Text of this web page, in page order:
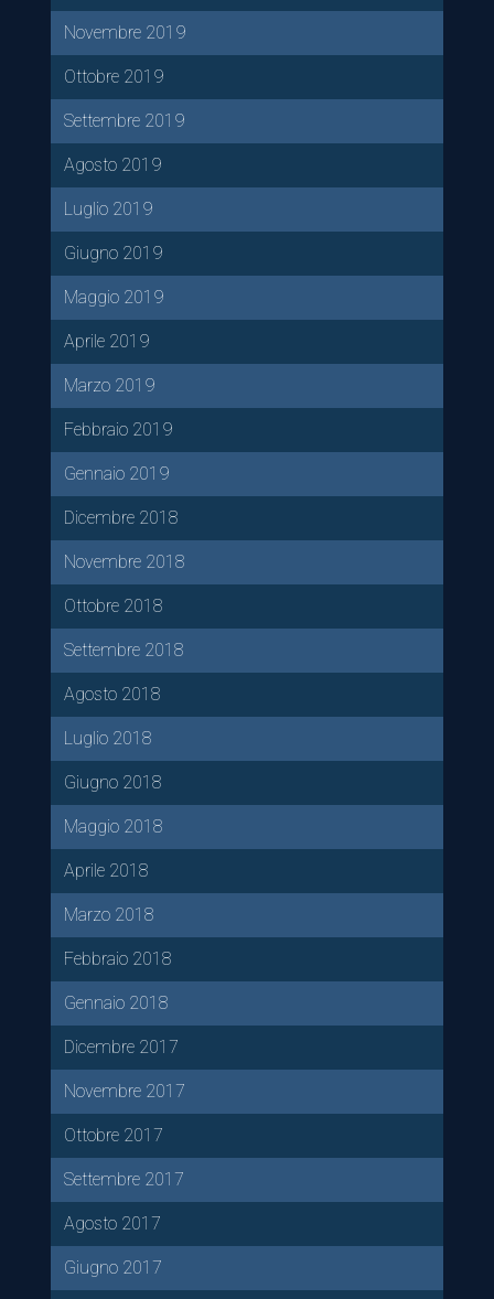
Novembre 2019
Ottobre 2019
Settembre 2019
Agosto 2019
Luglio 2019
Giugno 2019
Maggio 2019
Aprile 2019
Marzo 2019
Febbraio 2019
Gennaio 2019
Dicembre 2018
Novembre 2018
Ottobre 2018
Settembre 2018
Agosto 2018
Luglio 2018
Giugno 2018
Maggio 2018
Aprile 2018
Marzo 2018
Febbraio 2018
Gennaio 2018
Dicembre 2017
Novembre 2017
Ottobre 2017
Settembre 2017
Agosto 2017
Giugno 2017